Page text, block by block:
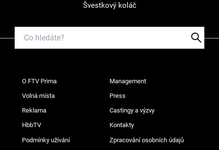
Švestkový koláč
O FTV Prima Management
Volná místa Press
Reklama Castingy a výzvy
HbbTV Kontakty
Podmínky užívání Zpracování osobních údajů